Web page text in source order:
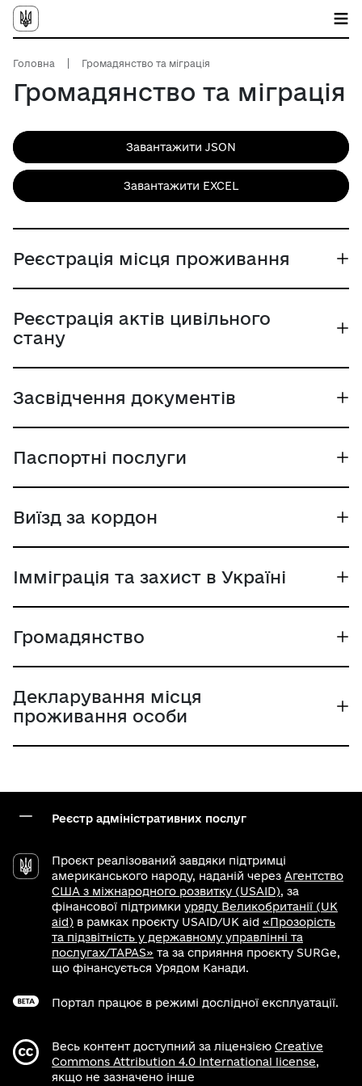
Головна Громадянство та міграція
Громадянство та міграція
Завантажити JSON
Завантажити EXCEL
Реєстрація місця проживання
Реєстрація актів цивільного
стану
Засвідчення документів
Паспортні послуги
Виїзд за кордон
Імміграція та захист в Україні
Громадянство
Декларування місця
проживання особи
Реєстр адміністративних послуг
Проєкт реалізований завдяки підтримці
американського народу, наданій через Агентство
США з міжнародного розвитку (USAID), за
фінансової підтримки уряду Великобританії (UK
aid) в рамках проєкту USAID/UK aid «Прозорість
та підзвітність у державному управлінні та
послугах/TAPAS» та за сприяння проєкту SURGe,
що фінансується Урядом Канади.
Портал працює в режимі дослідної експлуатації.
Весь контент доступний за ліцензією Creative
Commons Attribution 4.0 International license,
якщо не зазначено інше